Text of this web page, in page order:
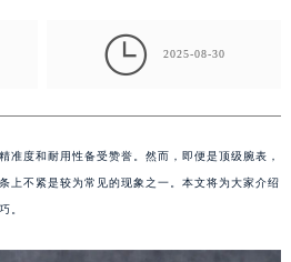
 2025-08-30
准度和耐用性备受赞誉。然而，即便是顶级腕表，
上不紧是较为常见的现象之一。本文将为大家介绍
。